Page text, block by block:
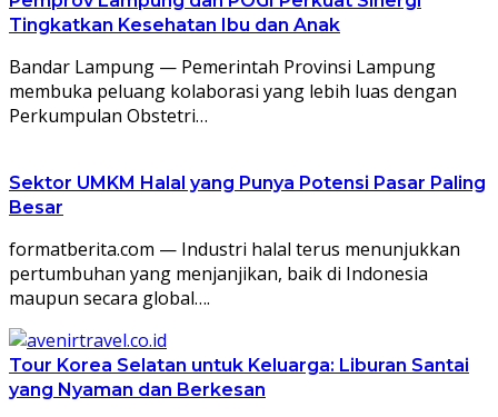
Tingkatkan Kesehatan Ibu dan Anak
Bandar Lampung — Pemerintah Provinsi Lampung
membuka peluang kolaborasi yang lebih luas dengan
Perkumpulan Obstetri…
Sektor UMKM Halal yang Punya Potensi Pasar Paling
Besar
formatberita.com — Industri halal terus menunjukkan
pertumbuhan yang menjanjikan, baik di Indonesia
maupun secara global….
Tour Korea Selatan untuk Keluarga: Liburan Santai
yang Nyaman dan Berkesan